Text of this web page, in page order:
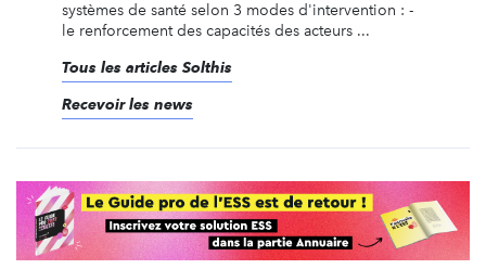
systèmes de santé selon 3 modes d'intervention : -
le renforcement des capacités des acteurs ...
Tous les articles Solthis
Recevoir les news